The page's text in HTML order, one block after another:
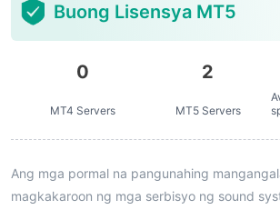
Buong Lisensya MT5
0
MT4 Servers
2
MT5 Servers
Ang mga pormal na pangunahing
magkakaroon ng mga serbisyo ng sound